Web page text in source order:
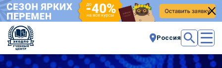
Россия